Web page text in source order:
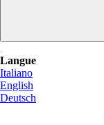
Langue
Italiano
English
Deutsch